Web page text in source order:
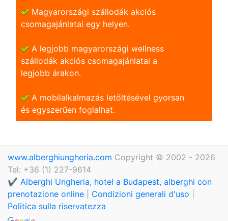
Magyarországi szállodák akciós
csomagajánlatai egy helyen.
A legjobb magyarországi wellness
szállodák akciós csomagajánlatai a
legjobb árakon.
A mobilalkalmazás letöltésével gyorsan
és egyszerũen foglalhat.
www.alberghiungheria.com Copyright © 2002 - 2026
Tel: +36 (1) 227-9614
✔️ Alberghi Ungheria, hotel a Budapest, alberghi con
prenotazione online
Condizioni generali d'uso
Politica sulla riservatezza